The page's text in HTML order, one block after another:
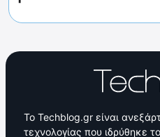
Το Techblog.gr είναι
τεχνολογίας που ιδρύθηκε